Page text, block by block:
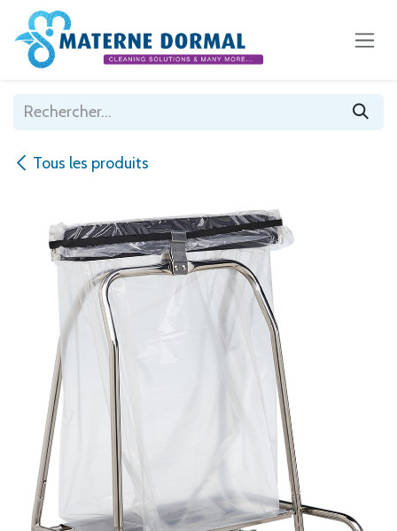
Se rendre au contenu
Tous les produits